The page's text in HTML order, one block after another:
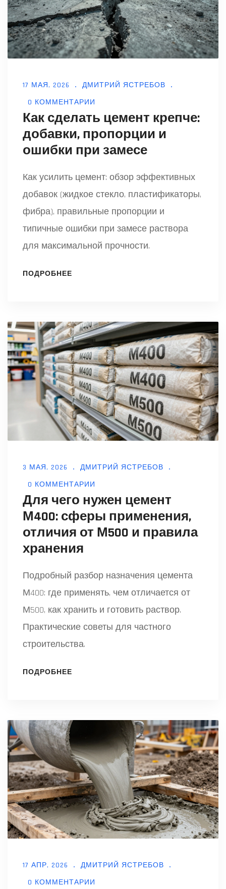
17 МАЯ, 2026
ДМИТРИЙ ЯСТРЕБОВ
0 КОММЕНТАРИИ
Как сделать цемент крепче:
добавки, пропорции и
ошибки при замесе
Как усилить цемент: обзор эффективных
добавок (жидкое стекло, пластификаторы,
фибра), правильные пропорции и
типичные ошибки при замесе раствора
для максимальной прочности.
ПОДРОБНЕЕ
3 МАЯ, 2026
ДМИТРИЙ ЯСТРЕБОВ
0 КОММЕНТАРИИ
Для чего нужен цемент
М400: сферы применения,
отличия от М500 и правила
хранения
Подробный разбор назначения цемента
М400: где применять, чем отличается от
М500, как хранить и готовить раствор.
Практические советы для частного
строительства.
ПОДРОБНЕЕ
17 АПР, 2026
ДМИТРИЙ ЯСТРЕБОВ
0 КОММЕНТАРИИ